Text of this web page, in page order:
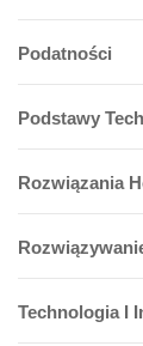
Podatności
Podstawy
Rozwiązania
Technologia I